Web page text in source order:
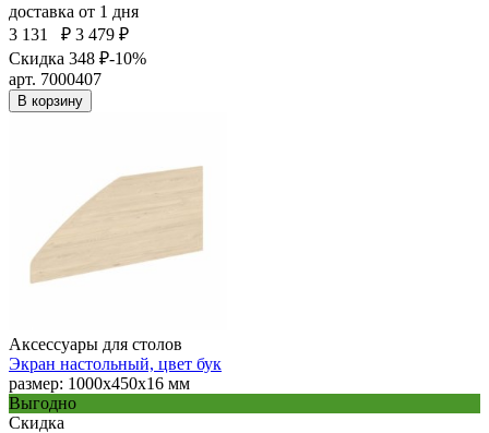
доставка от 1 дня
3 131
₽ 3 479 ₽
Скидка 348 ₽-10%
арт. 7000407
В корзину
Аксессуары для столов
Экран настольный, цвет бук
размер: 1000х450х16 мм
Выгодно
Скидка